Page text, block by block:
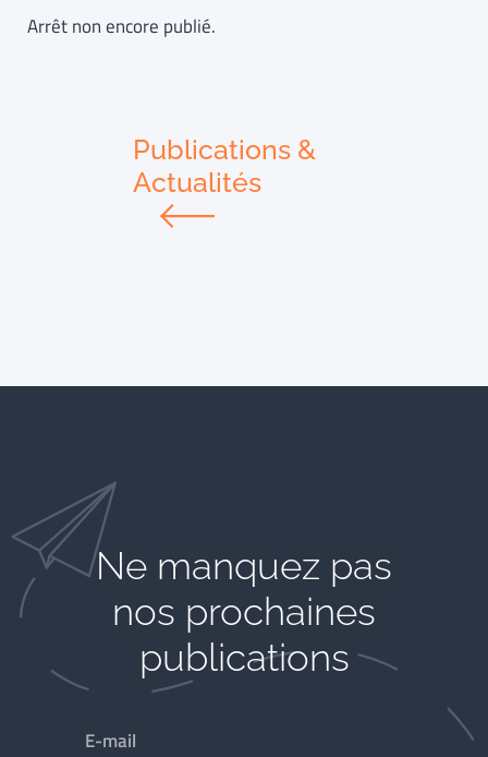
Arrêt non encore publié.
Publications &
Actualités
Ne manquez pas
nos prochaines
publications